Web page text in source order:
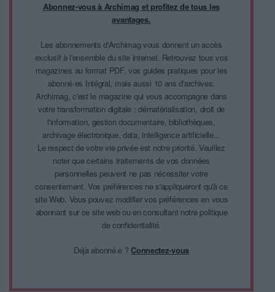
Abonnez-vous à Archimag et profitez de tous les
avantages.
Les abonnements d'Archimag vous donnent un accès
exclusif à l'ensemble du site internet. Retrouvez tous vos
magazines au format PDF, vos guides pratiques pour les
abonné·es Intégral, mais aussi 10 ans d'archives.
Archimag, c'est le magazine qui vous accompagne dans
votre transformation digitale : dématérialisation, droit de
l'information, gestion documentaire, bibliothèques,
archivage électronique, data, intelligence artificielle...
Le respect de votre vie privée est notre priorité. Veuillez
noter que certains traitements de vos données
personnelles peuvent ne pas nécessiter votre
consentement. Vos préférences ne s'appliqueront qu'à ce
site Web. Vous pouvez modifier vos préférences en vous
abonnant sur ce site web ou en consultant notre politique
de confidentialité.
Déjà abonné.e ?Connectez-vous